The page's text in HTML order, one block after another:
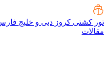
تور کشتی کروز دبی و خلیج فارس
مقالات